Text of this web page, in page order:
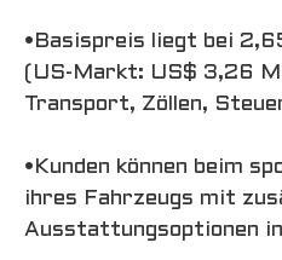
•Basispreis liegt bei
(US-Markt: US$ 3,26
Transport, Zöllen,
•Kunden können beim
ihres Fahrzeugs mit
Ausstattungsoptionen